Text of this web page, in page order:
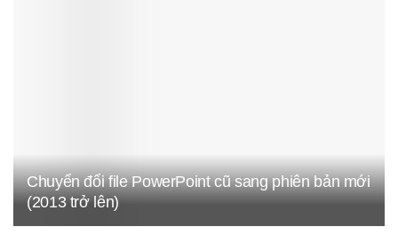
Chuyển đổi file PowerPoint cũ sang phiên bản mới
(2013 trở lên)